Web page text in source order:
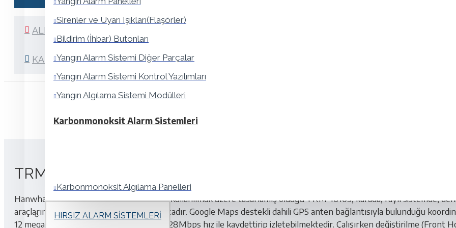
Sirenler ve Uyarı Işıkları(Flaşörler)
Bildirim (İhbar) Butonları
Yangın Alarm Sistemi Diğer Parçalar
Yangın Alarm Sistemi Kontrol Yazılımları
Yangın Algılama Sistemi Modülleri
Karbonmonoksit Alarm Sistemleri
Karbonmonoksit Algılama Panelleri
HIRSIZ ALARM SISTEMLERI
ALIŞVERIŞ LISTEME EKLE
KARŞILAŞTIRMA LISTESINE EKLE
AÇIKLAMA
TRM-1610S, Taşıtlar için 16 Kanal Ağ Video Kayıt Cihazı
Hanwha Techwin'in hareketli ortamlarda kullanılmak üzere tasarlamış olduğu TRM-1610S, karada, raylı sistemde,
araçların tamamı için ideal çözüm sunmaktadır. Google Maps destekli dahili GPS anten bağlantısıyla bulunduğu
12 megapiksele kadar olan görüntülerini 128Mbps hız ile kaydettirip izletebilmektedir. Çalışırken değiştirilme (Front